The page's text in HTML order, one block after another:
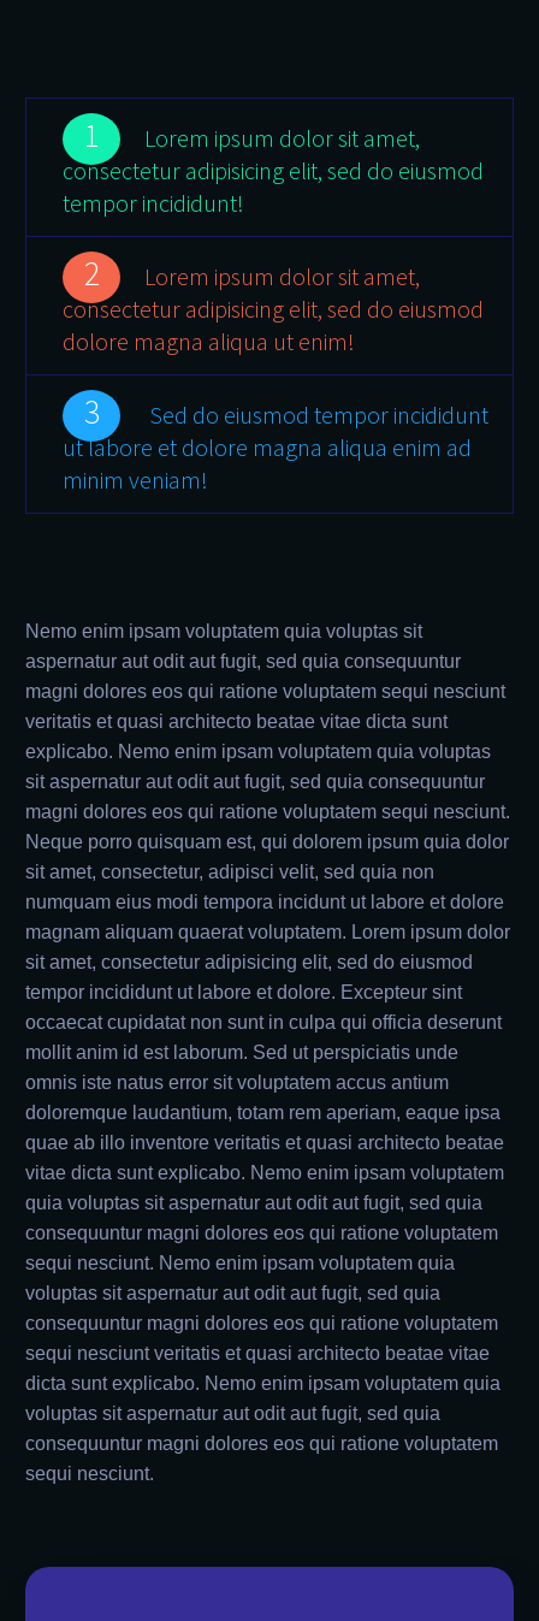
1
Lorem ipsum dolor sit amet,
consectetur adipisicing elit, sed do eiusmod
tempor incididunt!
2
Lorem ipsum dolor sit amet,
consectetur adipisicing elit, sed do eiusmod
dolore magna aliqua ut enim!
3
Sed do eiusmod tempor incididunt
ut labore et dolore magna aliqua enim ad
minim veniam!
Nemo enim ipsam voluptatem quia voluptas sit
aspernatur aut odit aut fugit, sed quia consequuntur
magni dolores eos qui ratione voluptatem sequi nesciunt
veritatis et quasi architecto beatae vitae dicta sunt
explicabo. Nemo enim ipsam voluptatem quia voluptas
sit aspernatur aut odit aut fugit, sed quia consequuntur
magni dolores eos qui ratione voluptatem sequi nesciunt.
Neque porro quisquam est, qui dolorem ipsum quia dolor
sit amet, consectetur, adipisci velit, sed quia non
numquam eius modi tempora incidunt ut labore et dolore
magnam aliquam quaerat voluptatem. Lorem ipsum dolor
sit amet, consectetur adipisicing elit, sed do eiusmod
tempor incididunt ut labore et dolore. Excepteur sint
occaecat cupidatat non sunt in culpa qui officia deserunt
mollit anim id est laborum. Sed ut perspiciatis unde
omnis iste natus error sit voluptatem accus antium
doloremque laudantium, totam rem aperiam, eaque ipsa
quae ab illo inventore veritatis et quasi architecto beatae
vitae dicta sunt explicabo. Nemo enim ipsam voluptatem
quia voluptas sit aspernatur aut odit aut fugit, sed quia
consequuntur magni dolores eos qui ratione voluptatem
sequi nesciunt. Nemo enim ipsam voluptatem quia
voluptas sit aspernatur aut odit aut fugit, sed quia
consequuntur magni dolores eos qui ratione voluptatem
sequi nesciunt veritatis et quasi architecto beatae vitae
dicta sunt explicabo. Nemo enim ipsam voluptatem quia
voluptas sit aspernatur aut odit aut fugit, sed quia
consequuntur magni dolores eos qui ratione voluptatem
sequi nesciunt.